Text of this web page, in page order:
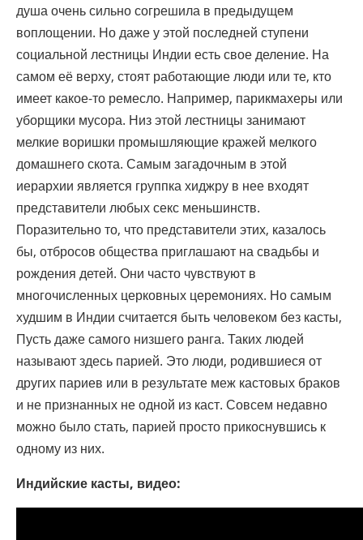
душа очень сильно согрешила в предыдущем
воплощении. Но даже у этой последней ступени
социальной лестницы Индии есть свое деление. На
самом её верху, стоят работающие люди или те, кто
имеет какое-то ремесло. Например, парикмахеры или
уборщики мусора. Низ этой лестницы занимают
мелкие воришки промышляющие кражей мелкого
домашнего скота. Самым загадочным в этой
иерархии является группка хиджру в нее входят
представители любых секс меньшинств.
Поразительно то, что представители этих, казалось
бы, отбросов общества приглашают на свадьбы и
рождения детей. Они часто чувствуют в
многочисленных церковных церемониях. Но самым
худшим в Индии считается быть человеком без касты,
Пусть даже самого низшего ранга. Таких людей
называют здесь парией. Это люди, родившиеся от
других париев или в результате меж кастовых браков
и не признанных не одной из каст. Совсем недавно
можно было стать, парией просто прикоснувшись к
одному из них.
Индийские касты, видео: